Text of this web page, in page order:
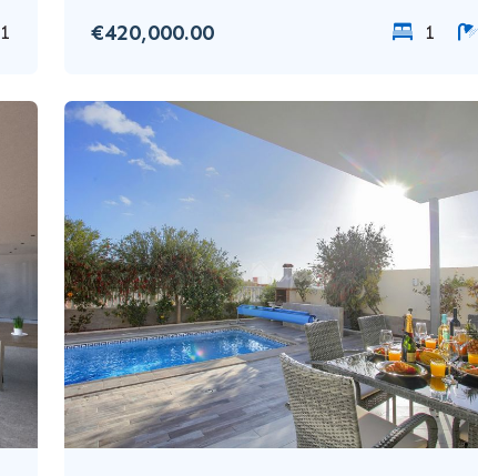
1 €420,000.00 1